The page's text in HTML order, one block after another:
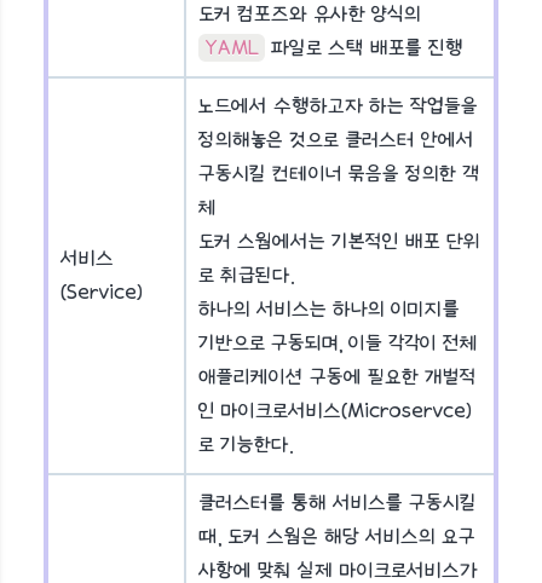
도커 컴포즈와 유사한 양식의
YAML 파일로 스택 배포를 진행
서비스
(Service)
노드에서 수행하고자 하는 작업들을
정의해놓은 것으로 클러스터 안에서
구동시킬 컨테이너 묶음을 정의한 객
체
도커 스웜에서는 기본적인 배포 단위
로 취급된다.
하나의 서비스는 하나의 이미지를
기반으로 구동되며, 이들 각각이 전체
애플리케이션 구동에 필요한 개벌적
인 마이크로서비스(Microservce)
로 기능한다.
클러스터를 통해 서비스를 구동시킬
때, 도커 스웜은 해당 서비스의 요구
사항에 맞춰 실제 마이크로서비스가